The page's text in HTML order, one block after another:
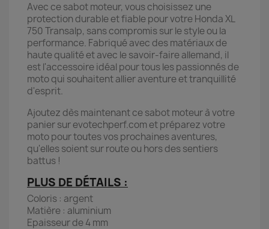
Avec ce sabot moteur, vous choisissez une
protection durable et fiable pour votre Honda XL
750 Transalp, sans compromis sur le style ou la
performance. Fabriqué avec des matériaux de
haute qualité et avec le savoir-faire allemand, il
est l'accessoire idéal pour tous les passionnés de
moto qui souhaitent allier aventure et tranquillité
d'esprit.
Ajoutez dès maintenant ce sabot moteur à votre
panier sur evotechperf.com et préparez votre
moto pour toutes vos prochaines aventures,
qu'elles soient sur route ou hors des sentiers
battus !
PLUS DE DÉTAILS :
Coloris : argent
Matière : aluminium
Epaisseur de 4 mm